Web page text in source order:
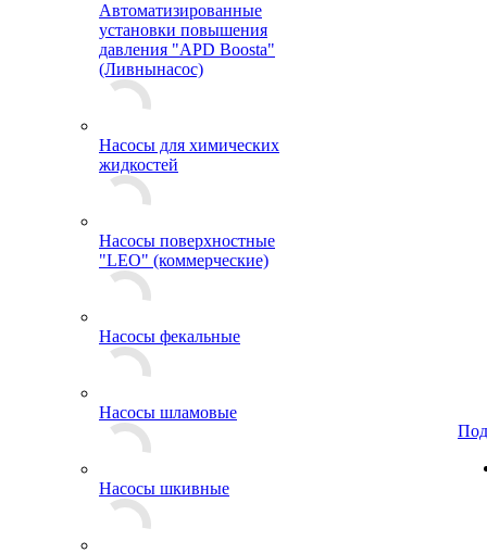
Автоматизированные
установки повышения
давления "APD Boosta"
(Ливнынасос)
Насосы для химических
жидкостей
Насосы поверхностные
"LEO" (коммерческие)
Насосы фекальные
Насосы шламовые
Насосы шкивные